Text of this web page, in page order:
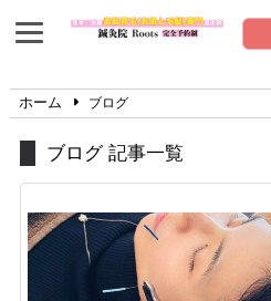
ホーム ブログ
ブログ 記事一覧